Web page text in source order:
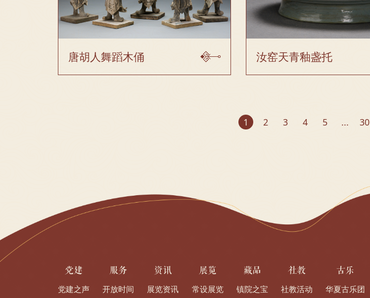
唐胡人舞蹈木俑 汝窑天青釉盏托
1 2 3 4 5 ... 30
党建
党建之声
服务
开放时间
资讯
展览资讯
展览
常设展览
藏品
镇院之宝
社教
社教活动
古乐
华夏古乐团